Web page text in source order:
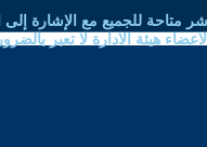
متاحة للجميع مع الإشارة إلى
هيئة الادارة لا تعبر